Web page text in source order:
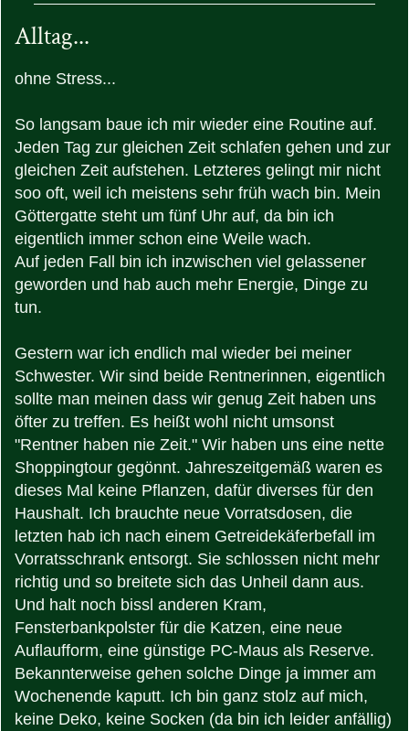
Alltag...
ohne Stress...
So langsam baue ich mir wieder eine Routine auf.
Jeden Tag zur gleichen Zeit schlafen gehen und zur
gleichen Zeit aufstehen. Letzteres gelingt mir nicht
soo oft, weil ich meistens sehr früh wach bin. Mein
Göttergatte steht um fünf Uhr auf, da bin ich
eigentlich immer schon eine Weile wach.
Auf jeden Fall bin ich inzwischen viel gelassener
geworden und hab auch mehr Energie, Dinge zu
tun.
Gestern war ich endlich mal wieder bei meiner
Schwester. Wir sind beide Rentnerinnen, eigentlich
sollte man meinen dass wir genug Zeit haben uns
öfter zu treffen. Es heißt wohl nicht umsonst
"Rentner haben nie Zeit." Wir haben uns eine nette
Shoppingtour gegönnt. Jahreszeitgemäß waren es
dieses Mal keine Pflanzen, dafür diverses für den
Haushalt. Ich brauchte neue Vorratsdosen, die
letzten hab ich nach einem Getreidekäferbefall im
Vorratsschrank entsorgt. Sie schlossen nicht mehr
richtig und so breitete sich das Unheil dann aus.
Und halt noch bissl anderen Kram,
Fensterbankpolster für die Katzen, eine neue
Auflaufform, eine günstige PC-Maus als Reserve.
Bekannterweise gehen solche Dinge ja immer am
Wochenende kaputt. Ich bin ganz stolz auf mich,
keine Deko, keine Socken (da bin ich leider anfällig)